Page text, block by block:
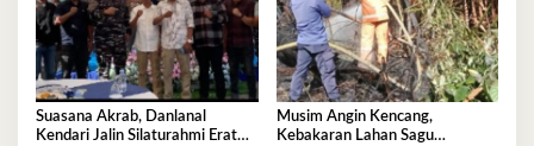
Suasana Akrab, Danlanal
Kendari Jalin Silaturahmi Erat
Musim Angin Kencang,
Kebakaran Lahan Sagu